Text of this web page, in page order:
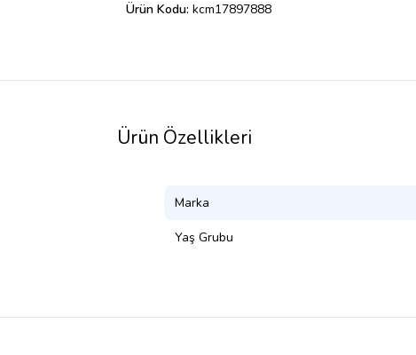
Ürün Kodu: kcm17897888
Ürün Özellikleri
Marka
Yaş Grubu